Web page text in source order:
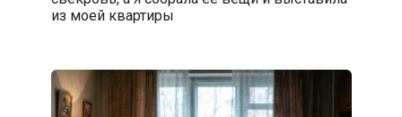
из моей квартиры